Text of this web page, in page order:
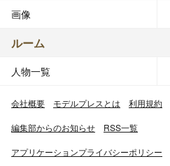
画像
ルーム
人物一覧
会社概要 モデルプレスとは 利用規約
編集部からのお知らせ RSS一覧
アプリケーションプライバシーポリシー